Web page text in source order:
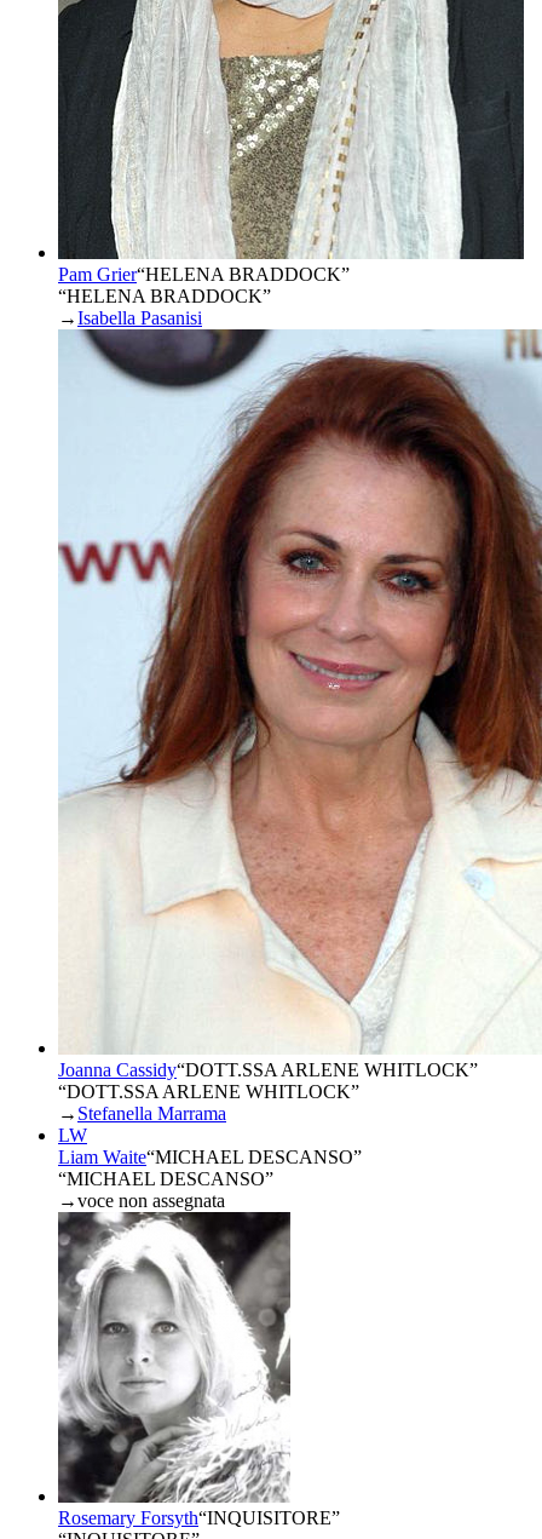
Pam Grier“HELENA BRADDOCK”
“HELENA BRADDOCK”
→Isabella Pasanisi
Joanna Cassidy“DOTT.SSA ARLENE WHITLOCK”
“DOTT.SSA ARLENE WHITLOCK”
→ Stefanella Marrama
LW
Liam Waite“MICHAEL DESCANSO”
“MICHAEL DESCANSO”
→voce non assegnata
Rosemary Forsyth“INQUISITORE”